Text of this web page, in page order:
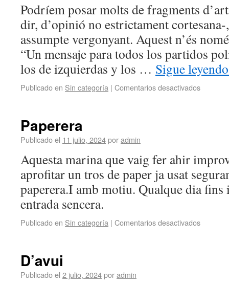
Podríem posar molts de fragments
dir, d’opinió no estrictament
assumpte vergonyant. Aquest n’és
“Un mensaje para todos los partidos
los de izquierdas y los … Sigue
Publicado en Sin categoría | Comentarios desactivados
Paperera
Publicado el 11 julio, 2024poradmin
Aquesta marina que vaig fer ahir
aprofitar un tros de paper ja usat
paperera.I amb motiu. Qualque dia fins
entrada sencera.
Publicado en Sin categoría | Comentarios desactivados
D’avui
Publicado el 2 julio, 2024poradmin